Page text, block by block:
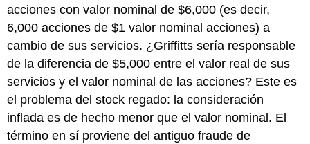
acciones con valor nominal de $6,000 (es decir,
6,000 acciones de $1 valor nominal acciones) a
cambio de sus servicios. ¿Griffitts sería responsable
de la diferencia de $5,000 entre el valor real de sus
servicios y el valor nominal de las acciones? Este es
el problema del stock regado: la consideración
inflada es de hecho menor que el valor nominal. El
término en sí proviene del antiguo fraude de